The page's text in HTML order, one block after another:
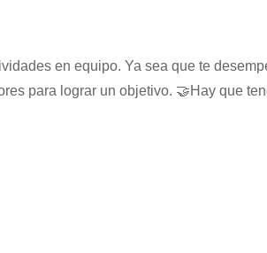
en equipo. Ya sea que te
para lograr un objetivo. 🤝Hay que